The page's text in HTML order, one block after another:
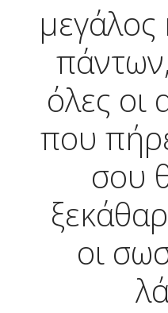
μεγάλος
όλες οι
που
σου
οι